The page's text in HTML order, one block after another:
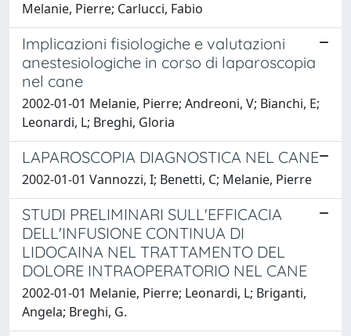
Melanie, Pierre; Carlucci, Fabio
Implicazioni fisiologiche e valutazioni
anestesiologiche in corso di laparoscopia
nel cane
2002-01-01 Melanie, Pierre; Andreoni, V; Bianchi, E;
Leonardi, L; Breghi, Gloria
LAPAROSCOPIA DIAGNOSTICA NEL CANE
2002-01-01 Vannozzi, I; Benetti, C; Melanie, Pierre
STUDI PRELIMINARI SULL'EFFICACIA
DELL'INFUSIONE CONTINUA DI
LIDOCAINA NEL TRATTAMENTO DEL
DOLORE INTRAOPERATORIO NEL CANE
2002-01-01 Melanie, Pierre; Leonardi, L; Briganti,
Angela; Breghi, G.